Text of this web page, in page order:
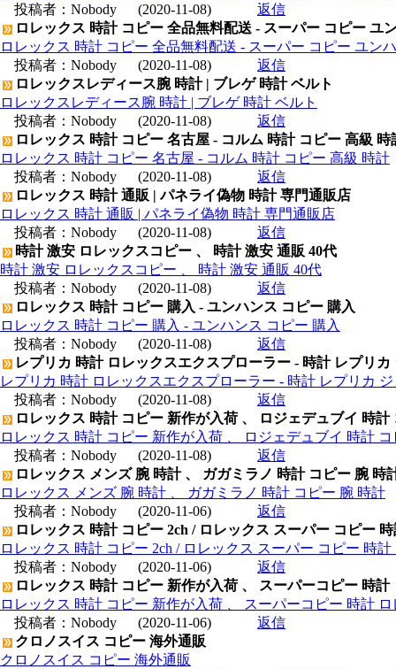
投稿者： Nobody (2020-11-08)
返信
ロレックス 時計 コピー 全品無料配送 - スーパー コピー ユ
ロレックス 時計 コピー 全品無料配送 - スーパー コピー ユン
投稿者： Nobody (2020-11-08)
返信
ロレックスレディース腕 時計 | ブレゲ 時計 ベルト
ロレックスレディース腕 時計 | ブレゲ 時計 ベルト
投稿者： Nobody (2020-11-08)
返信
ロレックス 時計 コピー 名古屋 - コルム 時計 コピー 高級 時
ロレックス 時計 コピー 名古屋 - コルム 時計 コピー 高級 時計
投稿者： Nobody (2020-11-08)
返信
ロレックス 時計 通販 | パネライ偽物 時計 専門通販店
ロレックス 時計 通販 | パネライ偽物 時計 専門通販店
投稿者： Nobody (2020-11-08)
返信
時計 激安 ロレックスコピー 、 時計 激安 通販 40代
時計 激安 ロレックスコピー 、 時計 激安 通販 40代
投稿者： Nobody (2020-11-08)
返信
ロレックス 時計 コピー 購入 - ユンハンス コピー 購入
ロレックス 時計 コピー 購入 - ユンハンス コピー 購入
投稿者： Nobody (2020-11-08)
返信
レプリカ 時計 ロレックスエクスプローラー - 時計 レプリカ
レプリカ 時計 ロレックスエクスプローラー - 時計 レプリカ
投稿者： Nobody (2020-11-08)
返信
ロレックス 時計 コピー 新作が入荷 、 ロジェデュブイ 時計
ロレックス 時計 コピー 新作が入荷 、 ロジェデュブイ 時計
投稿者： Nobody (2020-11-08)
返信
ロレックス メンズ 腕 時計 、 ガガミラノ 時計 コピー 腕 時
ロレックス メンズ 腕 時計 、 ガガミラノ 時計 コピー 腕 時計
投稿者： Nobody (2020-11-06)
返信
ロレックス 時計 コピー 2ch / ロレックス スーパー コピー
ロレックス 時計 コピー 2ch / ロレックス スーパー コピー 時計
投稿者： Nobody (2020-11-06)
返信
ロレックス 時計 コピー 新作が入荷 、 スーパーコピー 時
ロレックス 時計 コピー 新作が入荷 、 スーパーコピー 時計
投稿者： Nobody (2020-11-06)
返信
クロノスイス コピー 海外通販
クロノスイス コピー 海外通販